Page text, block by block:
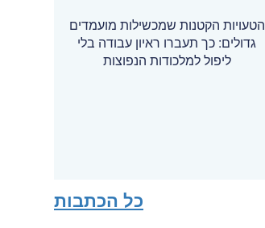
הטעויות הקטנות שמכשילות מועמדים
גדולים: כך תעברו ראיון עבודה בלי
ליפול למלכודות הנפוצות
כל הכתבות